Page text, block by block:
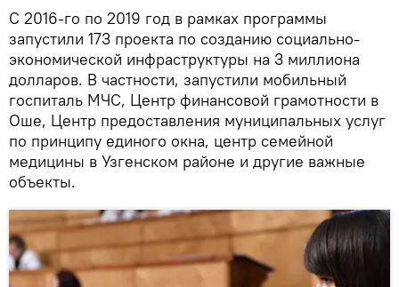
С 2016-го по 2019 год в рамках программы
запустили 173 проекта по созданию социально-
экономической инфраструктуры на 3 миллиона
долларов. В частности, запустили мобильный
госпиталь МЧС, Центр финансовой грамотности в
Оше, Центр предоставления муниципальных услуг
по принципу единого окна, центр семейной
медицины в Узгенском районе и другие важные
объекты.